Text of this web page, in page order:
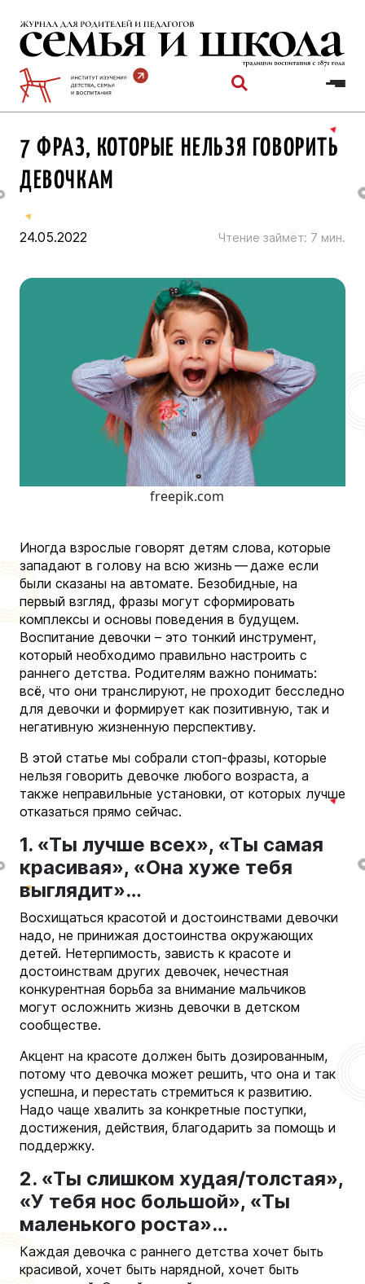
содержимому
7 ФРАЗ, КОТОРЫЕ НЕЛЬЗЯ ГОВОРИТЬ
ДЕВОЧКАМ
24.05.2022 Чтение займёт: 7 мин.
freepik.com
Иногда взрослые говорят детям слова, которые
западают в голову на всю жизнь — даже если
были сказаны на автомате. Безобидные, на
первый взгляд, фразы могут сформировать
комплексы и основы поведения в будущем.
Воспитание девочки – это тонкий инструмент,
который необходимо правильно настроить с
раннего детства. Родителям важно понимать:
всё, что они транслируют, не проходит бесследно
для девочки и формирует как позитивную, так и
негативную жизненную перспективу.
В этой статье мы собрали стоп-фразы, которые
нельзя говорить девочке любого возраста, а
также неправильные установки, от которых лучше
отказаться прямо сейчас.
1. «Ты лучше всех», «Ты самая
красивая», «Она хуже тебя
выглядит»…
Восхищаться красотой и достоинствами девочки
надо, не принижая достоинства окружающих
детей. Нетерпимость, зависть к красоте и
достоинствам других девочек, нечестная
конкурентная борьба за внимание мальчиков
могут осложнить жизнь девочки в детском
сообществе.
Акцент на красоте должен быть дозированным,
потому что девочка может решить, что она и так
успешна, и перестать стремиться к развитию.
Надо чаще хвалить за конкретные поступки,
достижения, действия, благодарить за помощь и
поддержку.
2. «Ты слишком худая/толстая»,
«У тебя нос большой», «Ты
маленького роста»…
Каждая девочка с раннего детства хочет быть
красивой, хочет быть нарядной, хочет быть